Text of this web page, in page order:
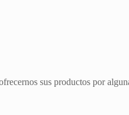
sus productos por